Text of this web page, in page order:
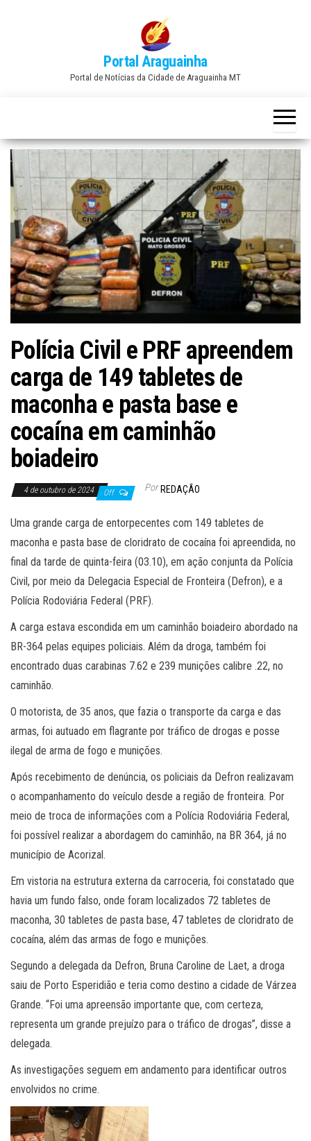
Portal Araguainha
Portal de Notícias da Cidade de Araguainha MT
Polícia Civil e PRF apreendem
carga de 149 tabletes de
maconha e pasta base e
cocaína em caminhão
boiadeiro
4 de outubro de 2024 Off Por REDAÇÃO
Uma grande carga de entorpecentes com 149 tabletes de
maconha e pasta base de cloridrato de cocaína foi apreendida, no
final da tarde de quinta-feira (03.10), em ação conjunta da Polícia
Civil, por meio da Delegacia Especial de Fronteira (Defron), e a
Polícia Rodoviária Federal (PRF).
A carga estava escondida em um caminhão boiadeiro abordado na
BR-364 pelas equipes policiais. Além da droga, também foi
encontrado duas carabinas 7.62 e 239 munições calibre .22, no
caminhão.
O motorista, de 35 anos, que fazia o transporte da carga e das
armas, foi autuado em flagrante por tráfico de drogas e posse
ilegal de arma de fogo e munições.
Após recebimento de denúncia, os policiais da Defron realizavam
o acompanhamento do veículo desde a região de fronteira. Por
meio de troca de informações com a Polícia Rodoviária Federal,
foi possível realizar a abordagem do caminhão, na BR 364, já no
município de Acorizal.
Em vistoria na estrutura externa da carroceria, foi constatado que
havia um fundo falso, onde foram localizados 72 tabletes de
maconha, 30 tabletes de pasta base, 47 tabletes de cloridrato de
cocaína, além das armas de fogo e munições.
Segundo a delegada da Defron, Bruna Caroline de Laet, a droga
saiu de Porto Esperidião e teria como destino a cidade de Várzea
Grande. “Foi uma apreensão importante que, com certeza,
representa um grande prejuízo para o tráfico de drogas”, disse a
delegada.
As investigações seguem em andamento para identificar outros
envolvidos no crime.